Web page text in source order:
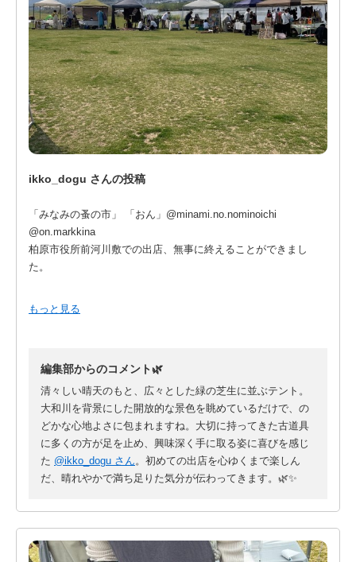
ikko_dogu さんの投稿
「みなみの蚤の市」 「おん」@minami.no.nominoichi
@on.markkina
柏原市役所前河川敷での出店、無事に終えることができまし
た。
開催数日前までは少しお天気が心配な空模様でしたが、当日は
感あふれる会場で、初めての経験を心ゆくまで楽しむことがで
きました。
以前から憧れていたこの市へお誘いいただいたmeme
@meme_kobutsu さんをはじめ、主催・運営者の皆様には感謝
の気持ちでいっぱいです。
「喜んでいただけるだろうか」という不安もありましたが、蓋
を開けてみれば、朝からたくさんの方が足を止めてくださいま
した。
もっと見る
編集部からのコメント🌿
清々しい晴天のもと、広々とした緑の芝生に並ぶテント。
大和川を背景にした開放的な景色を眺めているだけで、の
どかな心地よさに包まれますね。大切に持ってきた古道具
に多くの方が足を止め、興味深く手に取る姿に喜びを感じ
た @ikko_dogu さん 。初めての出店を心ゆくまで楽しん
だ、晴れやかで満ち足りた気分が伝わってきます。🌿✨